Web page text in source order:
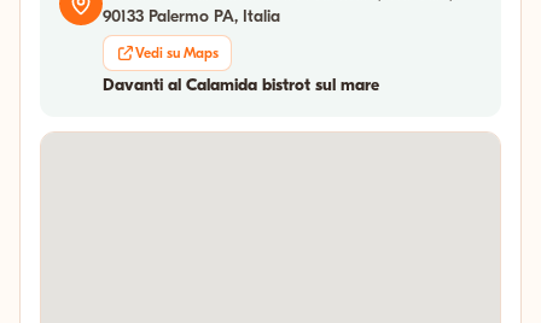
90133 Palermo PA, Italia
Vedi su Maps
Davanti al Calamida bistrot sul mare